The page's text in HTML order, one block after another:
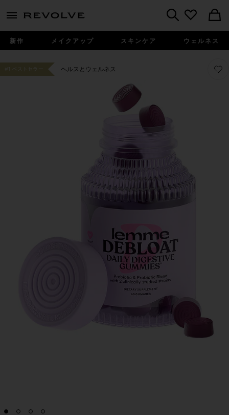
menu - shows more content
新作 メイクアップ スキンケア ウェルネス
#1 ベストセラー ヘルスとウェルネス お気
お気